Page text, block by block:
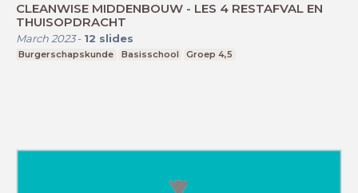
CLEANWISE MIDDENBOUW - LES 4 RESTAFVAL EN
THUISOPDRACHT
March 2023- 12 slides
Burgerschapskunde Basisschool Groep 4,5